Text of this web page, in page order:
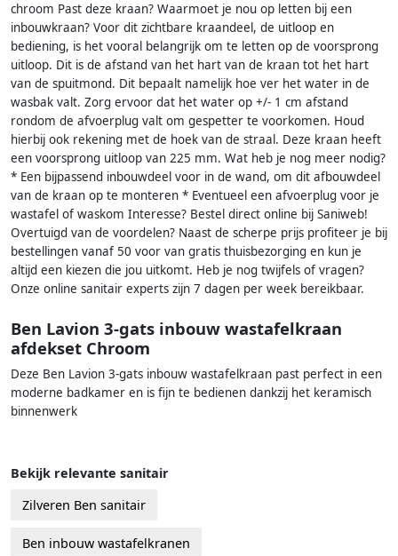
chroom Past deze kraan? Waarmoet je nou op letten bij een
inbouwkraan? Voor dit zichtbare kraandeel, de uitloop en
bediening, is het vooral belangrijk om te letten op de voorsprong
uitloop. Dit is de afstand van het hart van de kraan tot het hart
van de spuitmond. Dit bepaalt namelijk hoe ver het water in de
wasbak valt. Zorg ervoor dat het water op +/- 1 cm afstand
rondom de afvoerplug valt om gespetter te voorkomen. Houd
hierbij ook rekening met de hoek van de straal. Deze kraan heeft
een voorsprong uitloop van 225 mm. Wat heb je nog meer nodig?
* Een bijpassend inbouwdeel voor in de wand, om dit afbouwdeel
van de kraan op te monteren * Eventueel een afvoerplug voor je
wastafel of waskom Interesse? Bestel direct online bij Saniweb!
Overtuigd van de voordelen? Naast de scherpe prijs profiteer je bij
bestellingen vanaf 50 voor van gratis thuisbezorging en kun je
altijd een kiezen die jou uitkomt. Heb je nog twijfels of vragen?
Onze online sanitair experts zijn 7 dagen per week bereikbaar.
Ben Lavion 3-gats inbouw wastafelkraan
afdekset Chroom
Deze Ben Lavion 3-gats inbouw wastafelkraan past perfect in een
moderne badkamer en is fijn te bedienen dankzij het keramisch
binnenwerk
Bekijk relevante sanitair
Zilveren Ben sanitair
Ben inbouw wastafelkranen